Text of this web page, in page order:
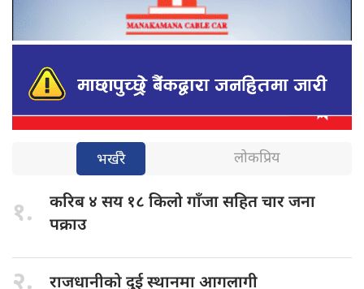
भर्खरै लोकप्रिय
१. करिब ४ सय १८ किलो गाँजा सहित चार जना
पक्राउ
राजधानीको दुईस्थानमा आगलागी